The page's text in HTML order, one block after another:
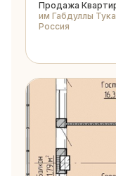
Продажа
им Габдуллы
Россия